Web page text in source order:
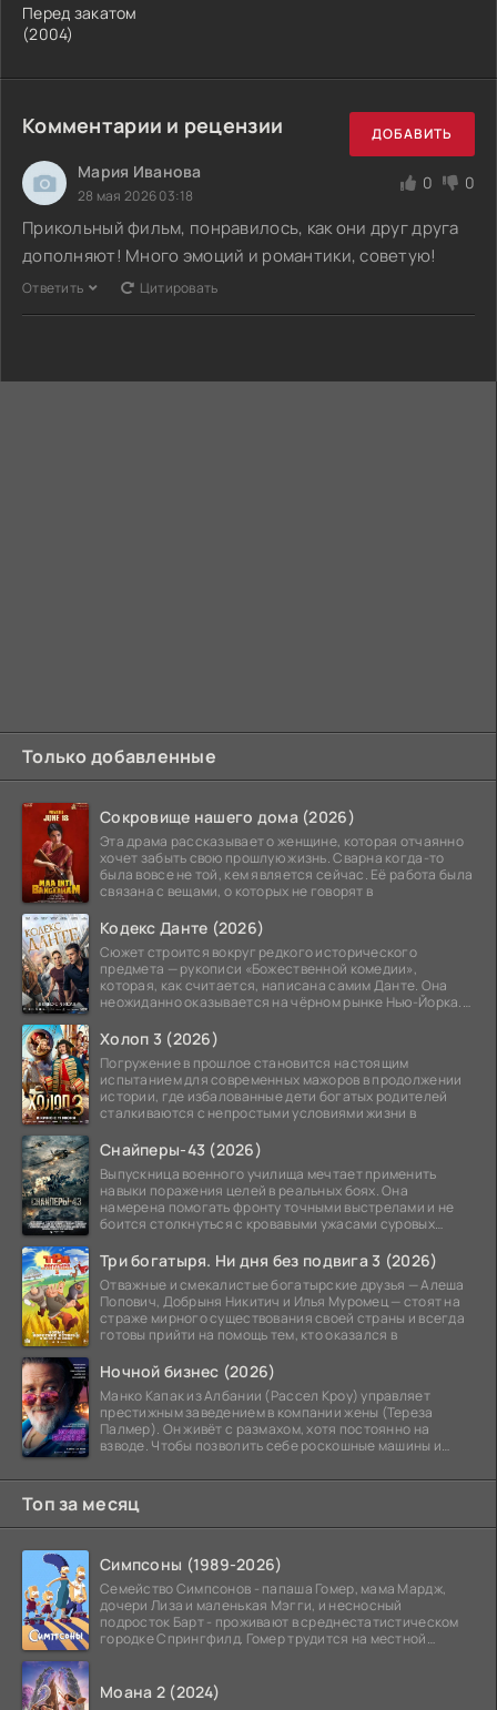
Перед закатом
(2004)
Комментарии и рецензии ДОБАВИТЬ
Мария Иванова
28 мая 2026 03:18
0 0
Прикольный фильм, понравилось, как они друг друга
дополняют! Много эмоций и романтики, советую!
Ответить Цитировать
Только добавленные
Сокровище нашего дома (2026)
Эта драма рассказывает о женщине, которая отчаянно
хочет забыть свою прошлую жизнь. Сварна когда-то
была вовсе не той, кем является сейчас. Её работа была
связана с вещами, о которых не говорят в
Кодекс Данте (2026)
Сюжет строится вокруг редкого исторического
предмета — рукописи «Божественной комедии»,
которая, как считается, написана самим Данте. Она
неожиданно оказывается на чёрном рынке Нью-Йорка.
Холоп 3 (2026)
Погружение в прошлое становится настоящим
испытанием для современных мажоров в продолжении
истории, где избалованные дети богатых родителей
сталкиваются с непростыми условиями жизни в
Снайперы-43 (2026)
Выпускница военного училища мечтает применить
навыки поражения целей в реальных боях. Она
намерена помогать фронту точными выстрелами и не
боится столкнуться с кровавыми ужасами суровых
Три богатыря. Ни дня без подвига 3 (2026)
Отважные и смекалистые богатырские друзья — Алеша
Попович, Добрыня Никитич и Илья Муромец — стоят на
страже мирного существования своей страны и всегда
готовы прийти на помощь тем, кто оказался в
Ночной бизнес (2026)
Манко Капак из Албании (Рассел Кроу) управляет
престижным заведением в компании жены (Тереза
Палмер). Он живёт с размахом, хотя постоянно на
взводе. Чтобы позволить себе роскошные машины и
Топ за месяц
Симпсоны (1989-2026)
Семейство Симпсонов - папаша Гомер, мама Мардж,
дочери Лиза и маленькая Мэгги, и несносный
подросток Барт - проживают в среднестатистическом
городке Спрингфилд. Гомер трудится на местной
Моана 2 (2024)